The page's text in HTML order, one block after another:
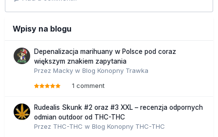
Wpisy na blogu
Depenalizacja marihuany w Polsce pod coraz
większym znakiem zapytania
Przez Macky w Blog Konopny Trawka
1 comment
Rudealis Skunk #2 oraz #3 XXL – recenzja odpornych
odmian outdoor od THC-THC
Przez THC-THC w Blog Konopny THC-THC